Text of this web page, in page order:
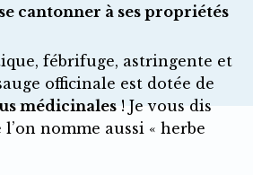
cantonner à ses propriétés
fébrifuge, astringente et
officinale est dotée de
médicinales ! Je vous dis
nomme aussi « herbe